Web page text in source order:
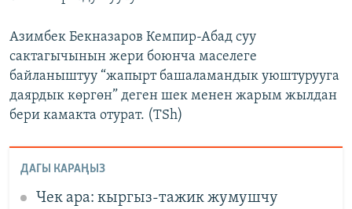
Азимбек Бекназаров Кемпир-Абад суу
сактагычынын жери боюнча маселеге
байланыштуу “жапырт башаламандык уюштурууга
даярдык көргөн” деген шек менен жарым жылдан
бери камакта отурат. (TSh)
ДАГЫ КАРАҢЫЗ
Чек ара: кыргыз-тажик жумушчу